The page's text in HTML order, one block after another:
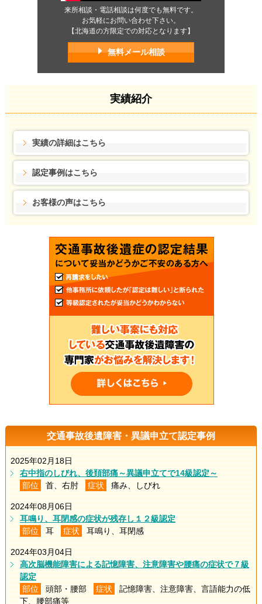
来所相談・電話相談は何度でも無料です。
お気軽にお問い合わせ下さい。
【北海道の方限定での対応となります】
無料メール相談
実績紹介
実績の詳細はこちら
認定事例はこちら
お客様の声はこちら
交通事故後遺障害・異議申立て認定事例
2025年02月18日
右中指のしびれ、後頚部痛～異議申立てで14級認定～
部位
首、右肘 症状 痛み、しびれ
2024年08月06日
耳鳴り、耳閉感の症状が残存し１２級認定
部位
耳 症状 耳鳴り、耳閉感
2024年03月04日
高次脳機能障害による記憶障害、注意障害や腰痛の症状で７級
認定
部位
頭部・腰部 症状
記憶障害、注意障害、言語能力の低
下、腰部痛等